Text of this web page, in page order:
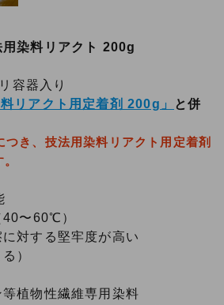
用染料リアクト 200g
容器入り
料リアクト用定着剤 200g」
と併
き、技法用染料リアクト用定着剤
40〜60℃）
に対する堅牢度が高い
）
等植物性繊維専用染料